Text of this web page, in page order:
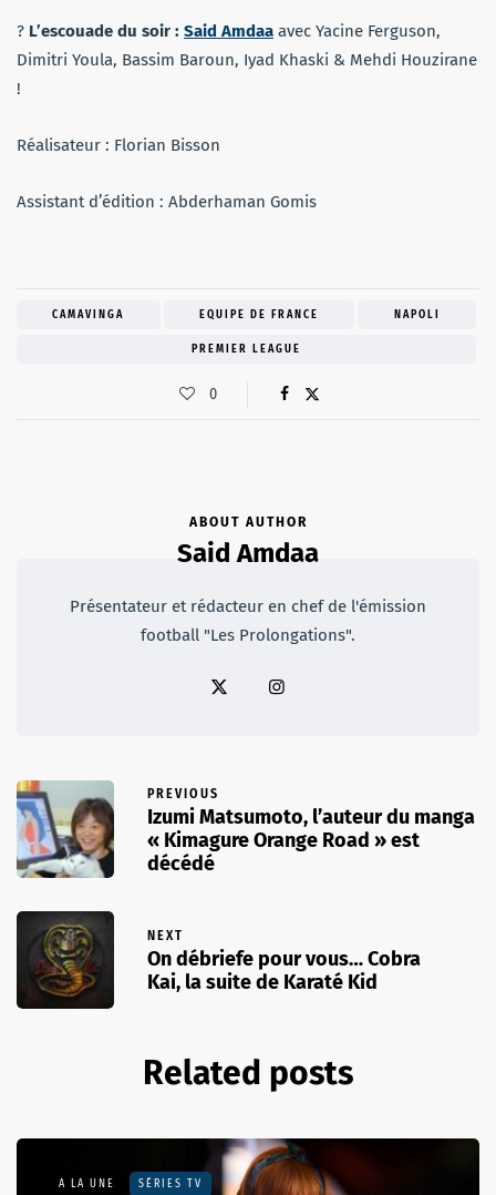
? L’escouade du soir : Said Amdaa avec Yacine Ferguson,
Dimitri Youla, Bassim Baroun, Iyad Khaski & Mehdi Houzirane
!
Réalisateur : Florian Bisson
Assistant d’édition : Abderhaman Gomis
CAMAVINGA EQUIPE DE FRANCE NAPOLI
PREMIER LEAGUE
0
ABOUT AUTHOR
Said Amdaa
Présentateur et rédacteur en chef de l'émission
football "Les Prolongations".
PREVIOUS
Izumi Matsumoto, l’auteur du manga
« Kimagure Orange Road » est
décédé
NEXT
On débriefe pour vous… Cobra
Kai, la suite de Karaté Kid
Related posts
A LA UNE SÉRIES TV